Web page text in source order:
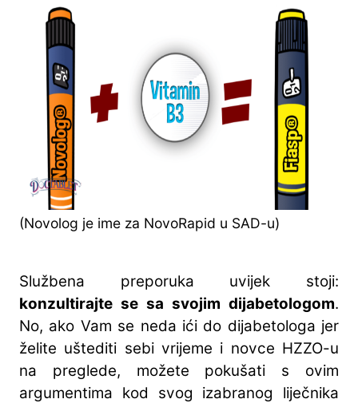
(Novolog je ime za NovoRapid u SAD-u)
Službena preporuka uvijek stoji:
konzultirajte se sa svojim dijabetologom.
No, ako Vam se neda ići do dijabetologa jer
želite uštediti sebi vrijeme i novce HZZO-u
na preglede, možete pokušati s ovim
argumentima kod svog izabranog liječnika